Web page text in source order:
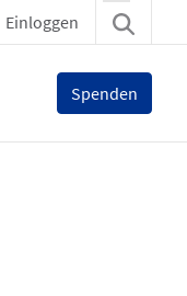
Einloggen
Spenden